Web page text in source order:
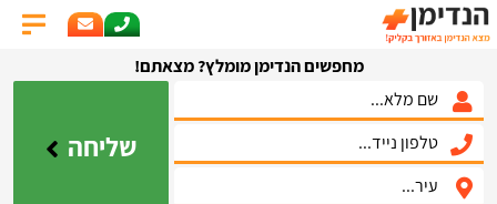
מחפשים הנדימן מומלץ? מצאתם!
שליחה